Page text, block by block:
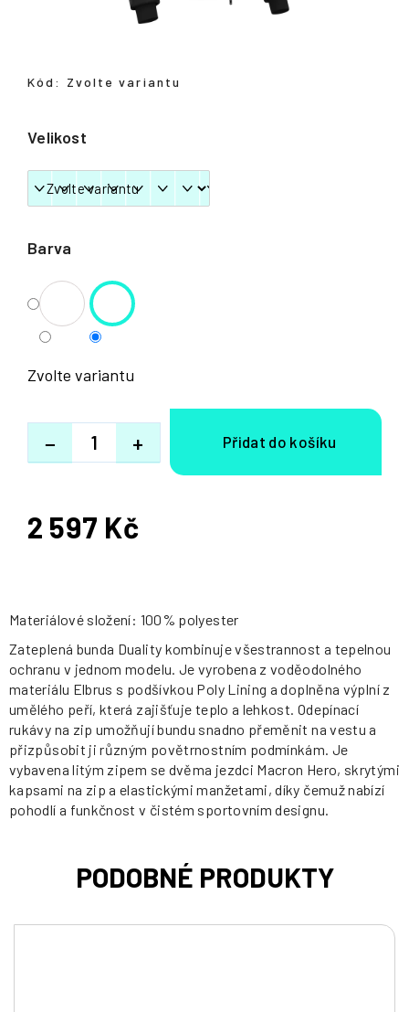
Barva
Velikost
Zvolte variantu
+
−
Kód: Zvolte variantu
2 597 Kč
Měrná
Materiálové složení: 100% polyester
Zateplená bunda Duality kombinuje všestrannost a tepelnou
ochranu v jednom modelu. Je vyrobena z voděodolného
materiálu Elbrus s podšívkou Poly Lining a doplněna výplní z
umělého peří, která zajišťuje teplo a lehkost. Odepínací
rukávy na zip umožňují bundu snadno přeměnit na vestu a
přizpůsobit ji různým povětrnostním podmínkám. Je
vybavena litým zipem se dvěma jezdci Macron Hero, skrytými
kapsami na zip a elastickými manžetami, díky čemuž nabízí
pohodlí a funkčnost v čistém sportovním designu.